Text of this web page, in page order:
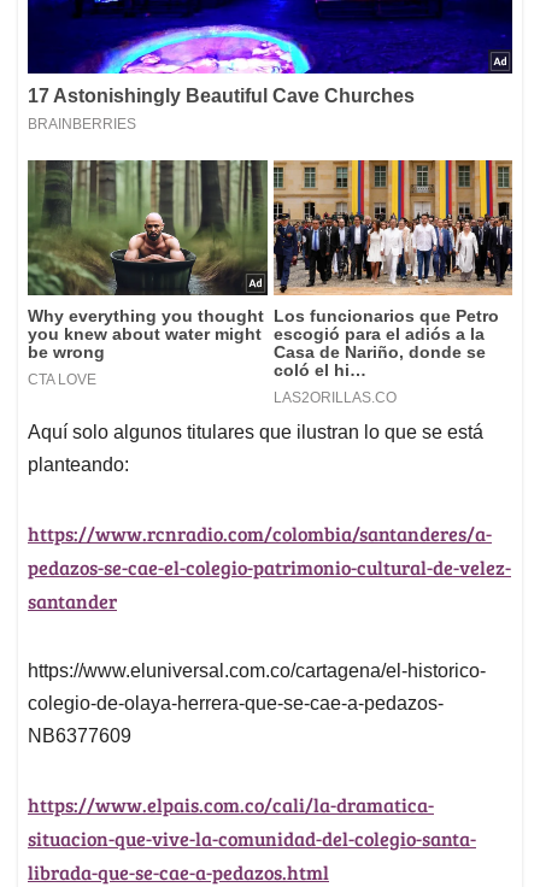
Aquí solo algunos titulares que ilustran lo que se está
planteando:
https://www.rcnradio.com/colombia/santanderes/a-
pedazos-se-cae-el-colegio-patrimonio-cultural-de-velez-
santander
https://www.eluniversal.com.co/cartagena/el-historico-
colegio-de-olaya-herrera-que-se-cae-a-pedazos-
NB6377609
https://www.elpais.com.co/cali/la-dramatica-
situacion-que-vive-la-comunidad-del-colegio-santa-
librada-que-se-cae-a-pedazos.html